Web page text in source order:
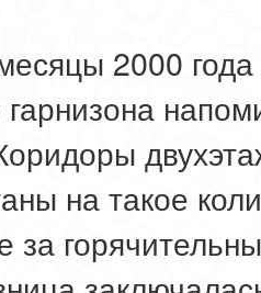
2000 года
гарнизона
на такое
за